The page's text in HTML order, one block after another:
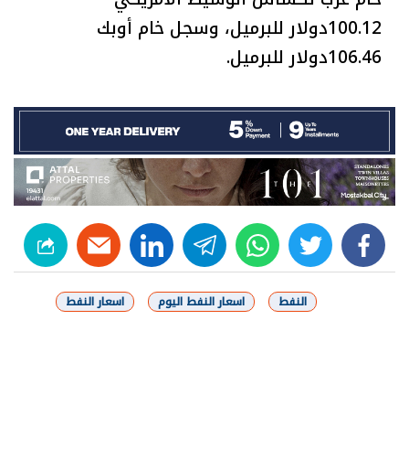
100.12دولار للبرميل، وسجل خام أوبك
106.46دولار للبرميل.
facebook
twitter
whats
telegram
linkedin
النفط اسعار النفط اليوم اسعار النفط